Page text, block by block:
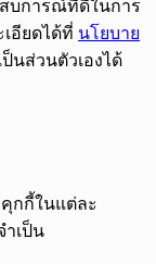
บการณ์ที่ดีในการ
อียดได้ที่ นโยบาย
นส่วนตัวเองได้
กกี้ในแต่ละ
ำเป็น